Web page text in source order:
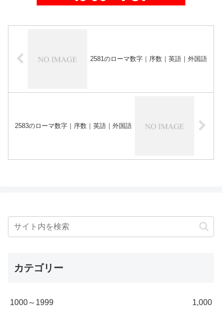
2581のローマ数字｜序数｜英語｜外国語
2583のローマ数字｜序数｜英語｜外国語
カテゴリー
1000～1999 1,000